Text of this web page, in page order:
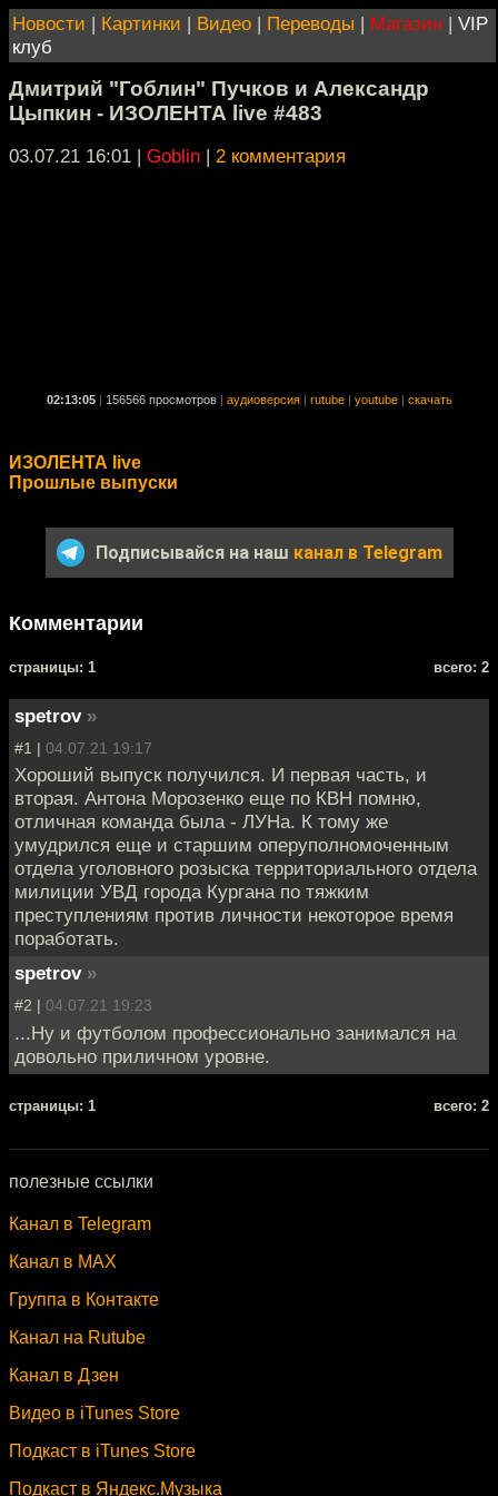
Новости | Картинки | Видео | Переводы | Магазин | VIP
клуб
Дмитрий "Гоблин" Пучков и Александр
Цыпкин - ИЗОЛЕНТА live #483
03.07.21 16:01 | Goblin | 2 комментария
02:13:05 156566 просмотров аудиоверсия rutube youtube скачать
ИЗОЛЕНТА live
Прошлые выпуски
Подписывайся на наш канал в Telegram
Комментарии
cтраницы: 1 всего: 2
spetrov »
#1 | 04.07.21 19:17
Хороший выпуск получился. И первая часть, и
вторая. Антона Морозенко еще по КВН помню,
отличная команда была - ЛУНа. К тому же
умудрился еще и старшим оперуполномоченным
отдела уголовного розыска территориального отдела
милиции УВД города Кургана по тяжким
преступлениям против личности некоторое время
поработать.
spetrov »
#2 | 04.07.21 19:23
...Ну и футболом профессионально занимался на
довольно приличном уровне.
cтраницы: 1 всего: 2
полезные ссылки
Канал в Telegram
Канал в MAX
Группа в Контакте
Канал на Rutube
Канал в Дзен
Видео в iTunes Store
Подкаст в iTunes Store
Подкаст в Яндекс.Музыка